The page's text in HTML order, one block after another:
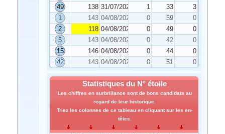
49
138 31/07/2020 1 33
3
1
143 04/08/2020 0 59
0
2
118 04/08/2020 0 49
0
5
143 04/08/2020 0 42
0
15
146 04/08/2020 0 44
0
42
143 04/08/2020 0 51 0
Statistiques du N° étoile
Les chiffres en surbrillance sont de bons candidats au
regard de leur historique.
Triez les colonnes de ce tableau en cliquant sur les en-
têtes.